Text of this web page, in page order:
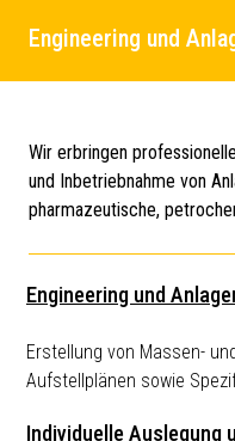
Engineering und
Wir erbringen
und Inbetriebnahme von
pharmazeutische,
Engineering und
Erstellung von Massen-
Aufstellplänen sowie
Individuelle Auslegung